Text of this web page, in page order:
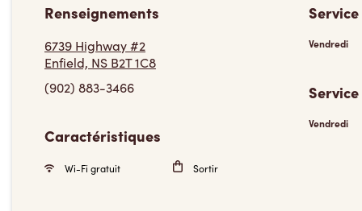
Renseignements
6739 Highway #2
Enfield, NS B2T 1C8
(902) 883-3466
Caractéristiques
Wi-Fi gratuit Sortir
Vendredi
Vendredi